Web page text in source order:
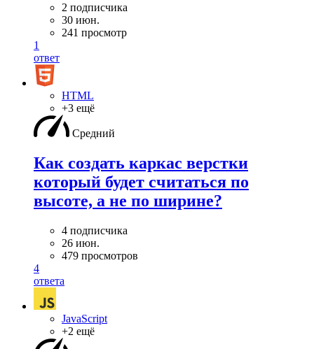
2 подписчика
30 июн.
241 просмотр
1
ответ
HTML
+3 ещё
Средний
Как создать каркас верстки
который будет считаться по
высоте, а не по ширине?
4 подписчика
26 июн.
479 просмотров
4
ответа
JavaScript
+2 ещё